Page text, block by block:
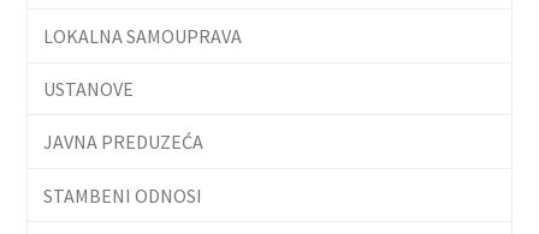
LOKALNA SAMOUPRAVA
USTANOVE
JAVNA PREDUZEĆA
STAMBENI ODNOSI